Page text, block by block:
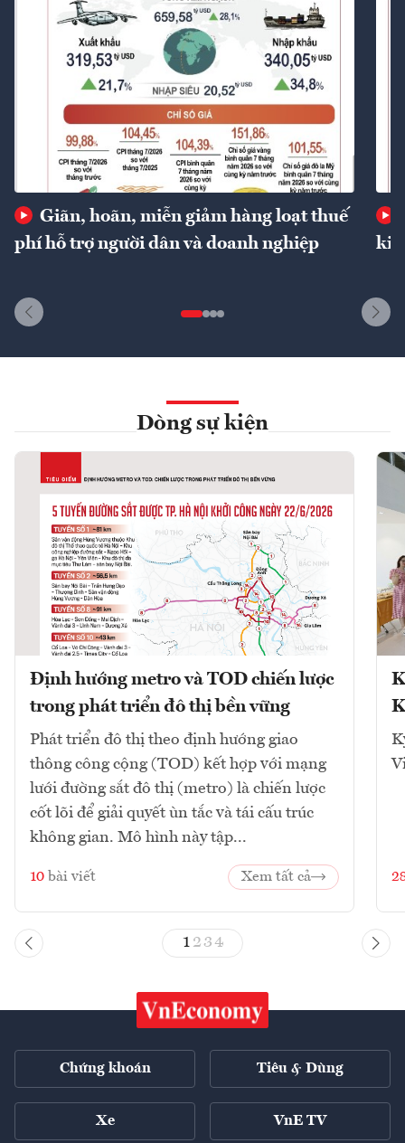
Giãn, hoãn, miễn giảm hàng loạt thuế
phí hỗ trợ người dân và doanh nghiệp
Dòng sự kiện
Định hướng metro và TOD chiến lược
trong phát triển đô thị bền vững
Phát triển đô thị theo định hướng giao
thông công cộng (TOD) kết hợp với mạng
lưới đường sắt đô thị (metro) là chiến lược
cốt lõi để giải quyết ùn tắc và tái cấu trúc
không gian. Mô hình này tập...
10 bài viết Xem tất cả
1 23 4
Chứng khoán Tiêu & Dùng
Xe VnE TV